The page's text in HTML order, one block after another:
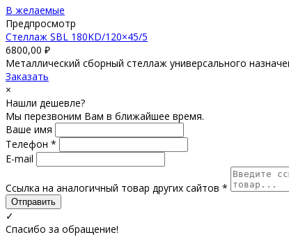
В желаемые
Предпросмотр
Стеллаж SBL 180KD/120×45/5
6800,00 ₽
Металлический сборный стеллаж универсального
Заказать
×
Нашли дешевле?
Мы перезвоним Вам в ближайшее время.
Ваше имя
Телефон *
E-mail
Ссылка на аналогичный товар других сайтов *
Отправить
✓
Спасибо за обращение!